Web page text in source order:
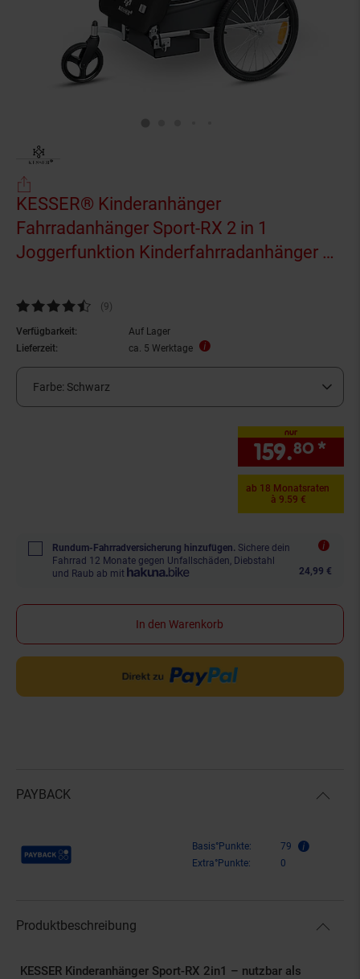
KESSER® Kinderanhänger
Fahrradanhänger Sport-RX 2 in 1
Joggerfunktion Kinderfahrradanhänger +
Jogger Buggy Fahrrad Anhänger für 1 bis
2 Kinder max. 40kg
Kundenbewertung: 4,44 von 5 Sternen
(9Kundenbewertungen
)
Verfügbarkeit:
Auf Lager
Lieferzeit:
ca. 5 Werktage
Farbe: Schwarz
nur
159.80 *
ab 18 Monatsraten
à 9.59 €
Rundum-Fahrradversicherung hinzufügen. Sichere dein
Fahrrad 12 Monate gegen Unfallschäden, Diebstahl
und Raub ab mit
24,99 €
In den Warenkorb
PAYBACK
Payback Punkte Basis°Punkte:
79
Extra°Punkte:
0
Produktbeschreibung
KESSER Kinderanhänger Sport-RX 2in1 – nutzbar als